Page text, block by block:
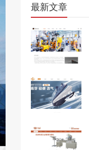
最新文章